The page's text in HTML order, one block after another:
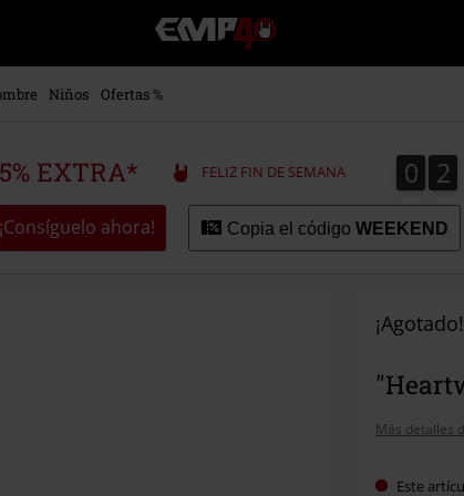
EMP
-
Música,
Merch
Ropa
Alternativa
Niños Ofertas %
EXTRA* FELIZ FIN DE SEMANA 0
0 2
2
¡Consíguelo ahora! Copia el código WEEKEND
¡Agotado!
Más detalles
Este